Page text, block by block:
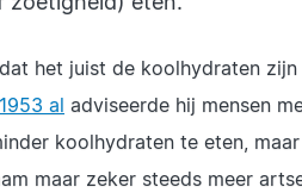
het juist de koolhydraten
al adviseerde hij mensen
koolhydraten te eten,
maar zeker steeds meer